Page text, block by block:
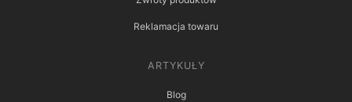
Reklamacja towaru
ARTYKUŁY
Blog